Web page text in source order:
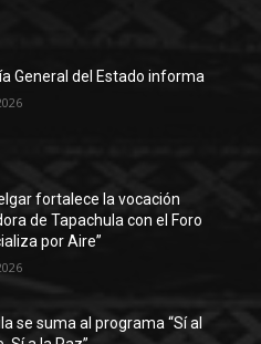
General del Estado informa
fortalece la vocación
de Tapachula con el Foro
por Aire”
se suma al programa “Sí al